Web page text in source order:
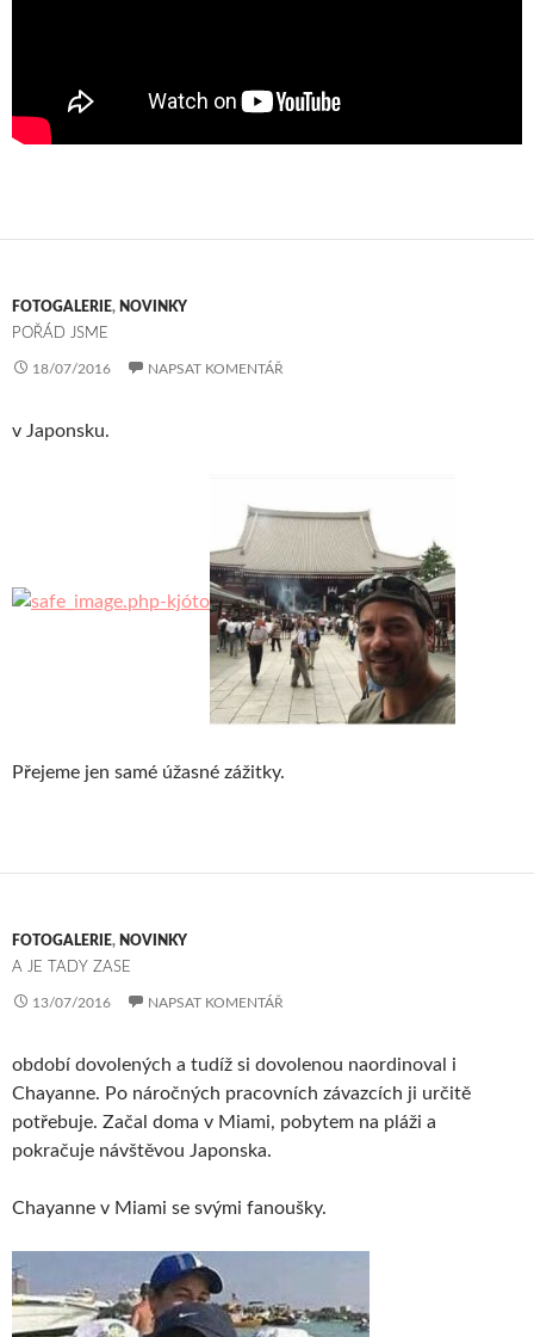
FOTOGALERIE, NOVINKY
POŘÁD JSME
18/07/2016 NAPSAT KOMENTÁŘ
v Japonsku.
Přejeme jen samé úžasné zážitky.
FOTOGALERIE, NOVINKY
A JE TADY ZASE
13/07/2016 NAPSAT KOMENTÁŘ
období dovolených a tudíž si dovolenou naordinoval i
Chayanne. Po náročných pracovních závazcích ji určitě
potřebuje. Začal doma v Miami, pobytem na pláži a
pokračuje návštěvou Japonska.
Chayanne v Miami se svými fanoušky.